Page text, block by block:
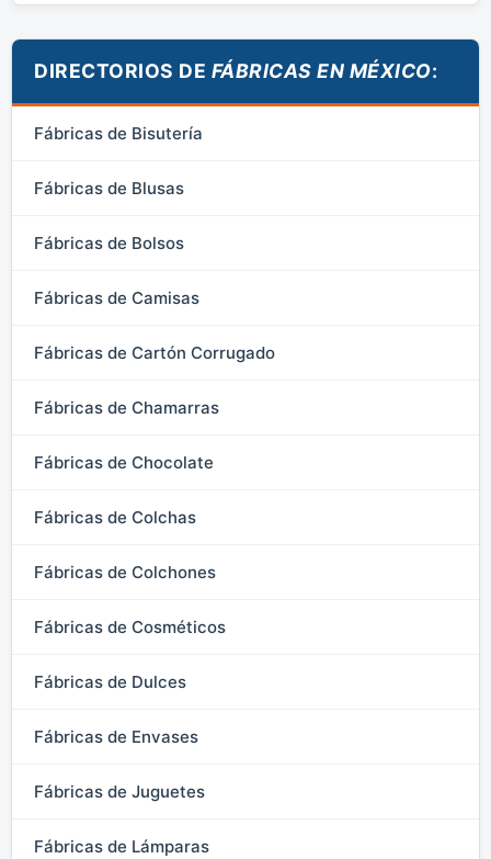
DIRECTORIOS DE FÁBRICAS EN MÉXICO:
Fábricas de Bisutería
Fábricas de Blusas
Fábricas de Bolsos
Fábricas de Camisas
Fábricas de Cartón Corrugado
Fábricas de Chamarras
Fábricas de Chocolate
Fábricas de Colchas
Fábricas de Colchones
Fábricas de Cosméticos
Fábricas de Dulces
Fábricas de Envases
Fábricas de Juguetes
Fábricas de Lámparas